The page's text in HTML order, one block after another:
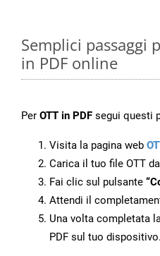
Semplici passaggi
in PDF online
Per OTT in PDF segui questi
Visita la pagina web
Carica il tuo file OTT
Fai clic sul pulsante
Attendi il
Una volta completata
PDF sul tuo dispositivo.